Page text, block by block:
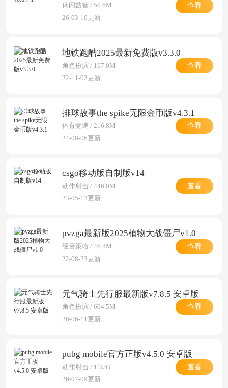
休闲益智 / 50.6M
26-03-10更新
查看
地铁跑酷2025最新免费版v3.3.0
角色扮演 / 167.0M
22-11-02更新
查看
排球故事the spike无限金币版v4.3.1
体育竞速 / 216.8M
24-08-06更新
查看
csgo移动版自制版v14
动作射击 / 446.0M
23-05-13更新
查看
pvzga最新版2025植物大战僵尸v1.0
经营策略 / 46.8M
22-08-23更新
查看
元气骑士先行服最新版v7.8.5 安卓版
角色扮演 / 604.5M
26-06-11更新
查看
pubg mobile官方正版v4.5.0 安卓版
动作射击 / 1.37G
26-07-09更新
查看